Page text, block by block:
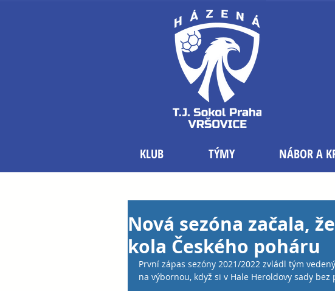
KLUB TÝMY NÁBOR A
Nová sezóna začala,
kola Českého poháru
První zápas sezóny 2021/2022 zvládl tým
na výbornou, když si v Hale Heroldovy sady